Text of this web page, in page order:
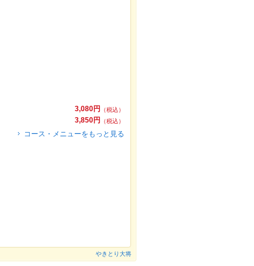
3,080円
（税込）
3,850円
（税込）
コース・メニューをもっと見る
やきとり大将